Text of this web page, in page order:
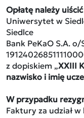
Opłatę należy
Uniwersytet w
Siedlce
Bank PeKaO S.A. o/
z dopiskiem „XXIII
nazwisko i imię
W przypadku
Faktury za udział